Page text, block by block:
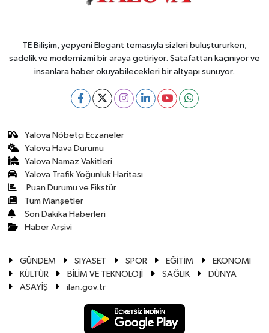
TE Bilişim, yepyeni Elegant temasıyla sizleri buluştururken,
sadelik ve modernizmi bir araya getiriyor. Şatafattan kaçınıyor ve
insanlara haber okuyabilecekleri bir altyapı sunuyor.
Yalova Nöbetçi Eczaneler
Yalova Hava Durumu
Yalova Namaz Vakitleri
Yalova Trafik Yoğunluk Haritası
Puan Durumu ve Fikstür
Tüm Manşetler
Son Dakika Haberleri
Haber Arşivi
GÜNDEM SİYASET SPOR EĞİTİM
EKONOMİ
KÜLTÜR
BİLİM VE TEKNOLOJİ SAĞLIK
DÜNYA
ASAYİŞ
ilan.gov.tr